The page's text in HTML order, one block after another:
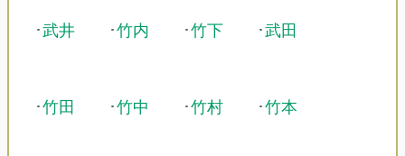
･武井 ･竹内 ･竹下 ･武田
･竹田 ･竹中 ･竹村 ･竹本